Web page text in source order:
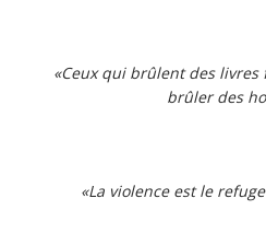
«Ceux qui brûlent des
brûler des
«La violence est le